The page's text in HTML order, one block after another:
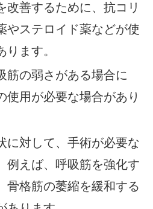
改善するために、抗コリ
やステロイド薬などが使
ります。
筋の弱さがある場合に
使用が必要な場合があり
に対して、手術が必要な
例えば、呼吸筋を強化す
骨格筋の萎縮を緩和する